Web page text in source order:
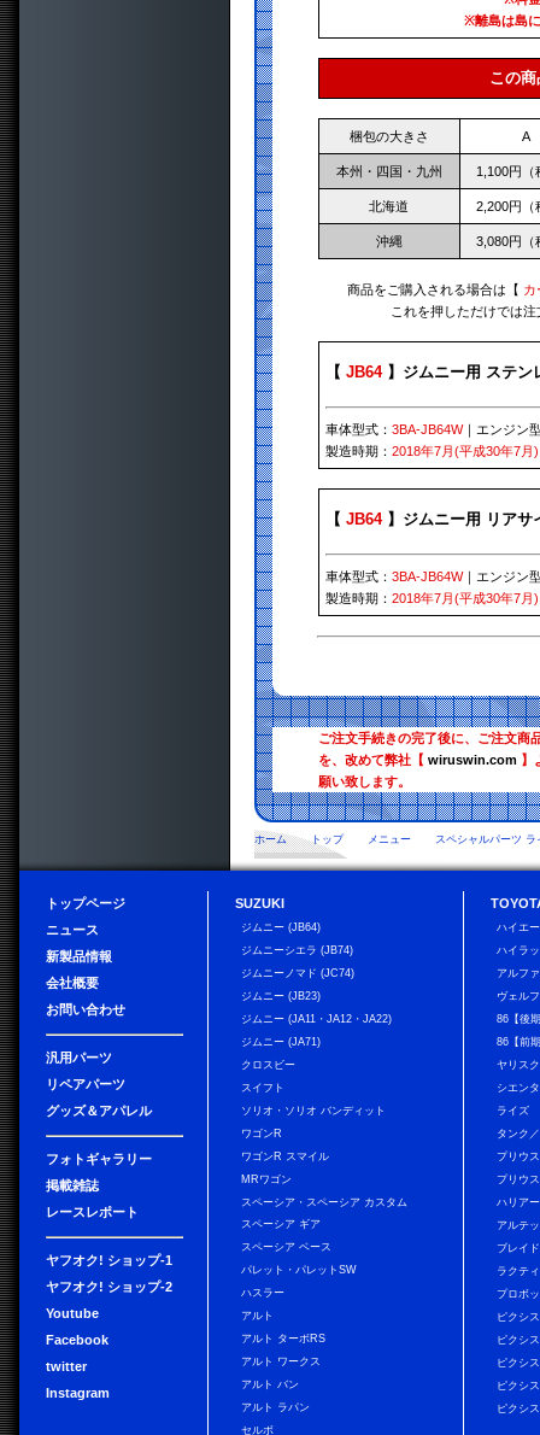
※離島は島
この
梱包の大きさ A
本州・四国・九州 1,100円（
北海道 2,200円（
沖縄 3,080円（
商品をご購入される場合は【 カ
これを押しただけでは
【 JB64】ジムニー用 ステン
車体型式： 3BA-JB64W｜エンジン
製造時期： 2018年7月(平成30年7月)
【 JB64】ジムニー用 リアサ
車体型式： 3BA-JB64W｜エンジン
製造時期： 2018年7月(平成30年7月)
ご注文手続きの完了後に、ご注文商
を、改めて弊社【 wiruswin.com】
願い致します。
ホーム トップ メニュー スペシャルパーツ ラ
トップページ
ニュース
新製品情報
会社概要
お問い合わせ
汎用パーツ
リペアパーツ
グッズ＆アパレル
フォトギャラリー
掲載雑誌
レースレポート
ヤフオク! ショップ-1
ヤフオク! ショップ-2
Youtube
Facebook
twitter
Instagram
SUZUKI
ジムニー (JB64)
ジムニーシエラ (JB74)
ジムニーノマド (JC74)
ジムニー (JB23)
ジムニー (JA11・JA12・JA22)
ジムニー (JA71)
クロスビー
スイフト
ソリオ・ソリオ バンディット
ワゴンR
ワゴンR スマイル
MRワゴン
スペーシア・スペーシア カスタム
スペーシア ギア
スペーシア ベース
パレット・パレットSW
ハスラー
アルト
アルト ターボRS
アルト ワークス
アルト バン
アルト ラパン
セルボ
ハイエ
ハイラ
アルフ
ヴェル
86【後
86【前
ヤリス
シエンタ
ライズ
タンク
プリウス
プリウ
ハリアー
アルテ
ブレイド
ラクテ
プロボ
ピクシ
ピクシ
ピクシ
ピクシ
ピクシ